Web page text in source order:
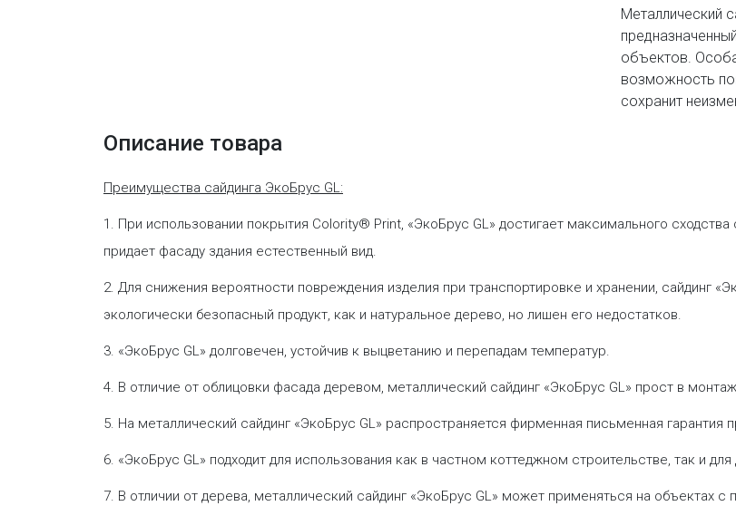
Металлический
объектов.
возможность
сохранит
Описание товара
Преимущества сайдинга ЭкоБрус GL:
1. При использовании покрытия Colority® Print, «ЭкоБрус GL» достигает максимального
придает фасаду здания естественный вид.
2. Для снижения вероятности повреждения изделия при транспортировке и хранении, сайдинг
экологически безопасный продукт, как и натуральное дерево, но лишен его недостатков.
3. «ЭкоБрус GL» долговечен, устойчив к выцветанию и перепадам температур.
4. В отличие от облицовки фасада деревом, металлический сайдинг «ЭкоБрус GL» прост в
5. На металлический сайдинг «ЭкоБрус GL» распространяется фирменная письменная гарантия
6. «ЭкоБрус GL» подходит для использования как в частном коттеджном строительстве, так и
7. В отличии от дерева, металлический сайдинг «ЭкоБрус GL» может применяться на объектах